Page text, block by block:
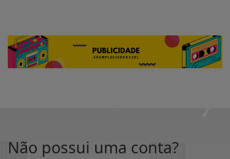
Não possui uma conta?